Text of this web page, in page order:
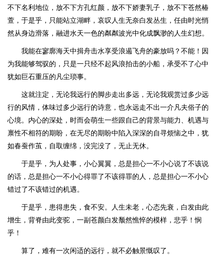
不下名利地位，放不下方孔红颜，放不下娇妻乳子，放不下苍然椿
萱，于是乎，只能站立湖畔，哀叹人生无奈白发丛生，任由时光悄
然从身边滑落，融进水天一色的粼粼波光中化成飘渺的人生幻想。
我能在寥廓海天中揖舟击水享受浪遏飞舟的豪放吗？不能！因
为我能够驾驭的，只是一只经不起风浪拍击的小船，承受不了心中
犹如巨石重压的凡尘琐事。
这就注定，无论我远行的脚步走出多远，无论我观赏过多少远
行的风情，体味过多少远行的诗意，也永远走不出一介凡夫俗子的
心境。内心的深处，时而会萌生一些跟自己的背景与能力、机遇与
禀性不相符的期盼，在无尽的期盼中陷入深深的自寻烦恼之中，犹
如春蚕作茧，自取缠绵，没完没了，无止无休。
于是乎，为人处事，小心翼翼，总是担心一不小心说了不该说
的话，总是担心一不小心得罪了不该得罪的人，总是担心一不小心
错过了不该错过的机遇。
于是乎，患得患失，食不安。人生未老，心态先衰，白发由此
增生，背脊由此变驼，一副苍颜白发颓然憔悴的模样，悲乎！悯
乎！
算了，难有一次闲适的远行，就不必触景慨叹了。